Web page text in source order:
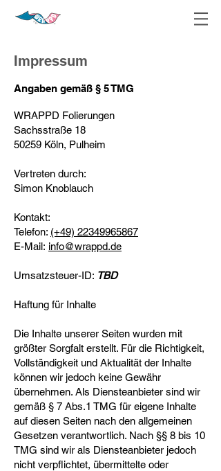
Impressum
Angaben gemäß § 5 TMG
WRAPPD Folierungen
Sachsstraße 18
50259 Köln, Pulheim
Vertreten durch:
Simon Knoblauch
Kontakt:
Telefon: (+49) 22349965867
E-Mail: info@wrappd.de
Umsatzsteuer-ID: TBD
Haftung für Inhalte
Die Inhalte unserer Seiten wurden mit
größter Sorgfalt erstellt. Für die Richtigkeit,
Vollständigkeit und Aktualität der Inhalte
können wir jedoch keine Gewähr
übernehmen. Als Diensteanbieter sind wir
gemäß § 7 Abs.1 TMG für eigene Inhalte
auf diesen Seiten nach den allgemeinen
Gesetzen verantwortlich. Nach §§ 8 bis 10
TMG sind wir als Diensteanbieter jedoch
nicht verpflichtet, übermittelte oder